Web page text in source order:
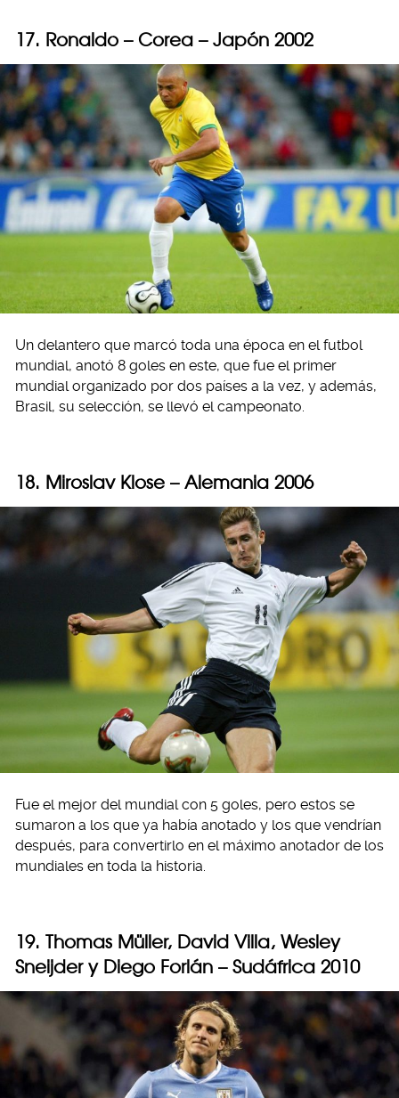
17. Ronaldo – Corea – Japón 2002
Un delantero que marcó toda una época en el futbol
mundial, anotó 8 goles en este, que fue el primer
mundial organizado por dos países a la vez, y además,
Brasil, su selección, se llevó el campeonato.
18. Miroslav Klose – Alemania 2006
Fue el mejor del mundial con 5 goles, pero estos se
sumaron a los que ya había anotado y los que vendrían
después, para convertirlo en el máximo anotador de los
mundiales en toda la historia.
19. Thomas Müller, David Villa, Wesley
Sneijder y Diego Forlán – Sudáfrica 2010